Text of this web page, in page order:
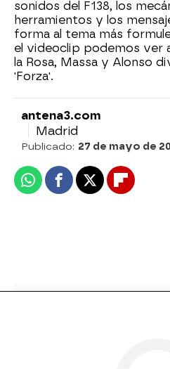
sonidos del F138, los
herramientos y los
forma al tema más
el videoclip podemos ver
la Rosa, Massa y Alonso
'Forza'.
antena3.com
Madrid
Publicado: 27 de mayo de
WhatsappFacebook
X Flipboard